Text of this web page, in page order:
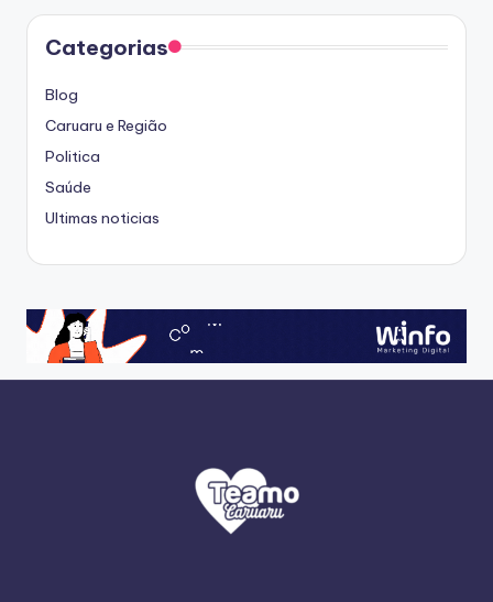
Categorias
Blog
Caruaru e Região
Politica
Saúde
Ultimas noticias